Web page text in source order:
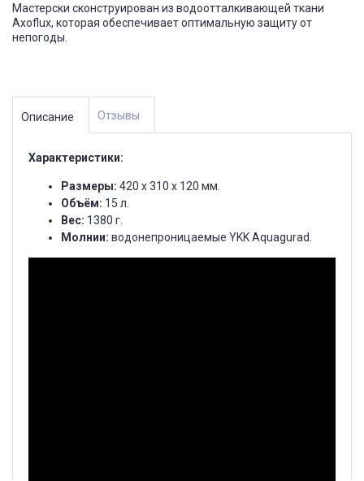
Мастерски сконструирован из водоотталкивающей ткани
Axoflux, которая обеспечивает оптимальную защиту от
непогоды.
Описание Отзывы
Характеристики:
Размеры: 420 х 310 х 120 мм.
Объём: 15 л.
Вес: 1380 г.
Молнии: водонепроницаемые YKK Aquagurad.